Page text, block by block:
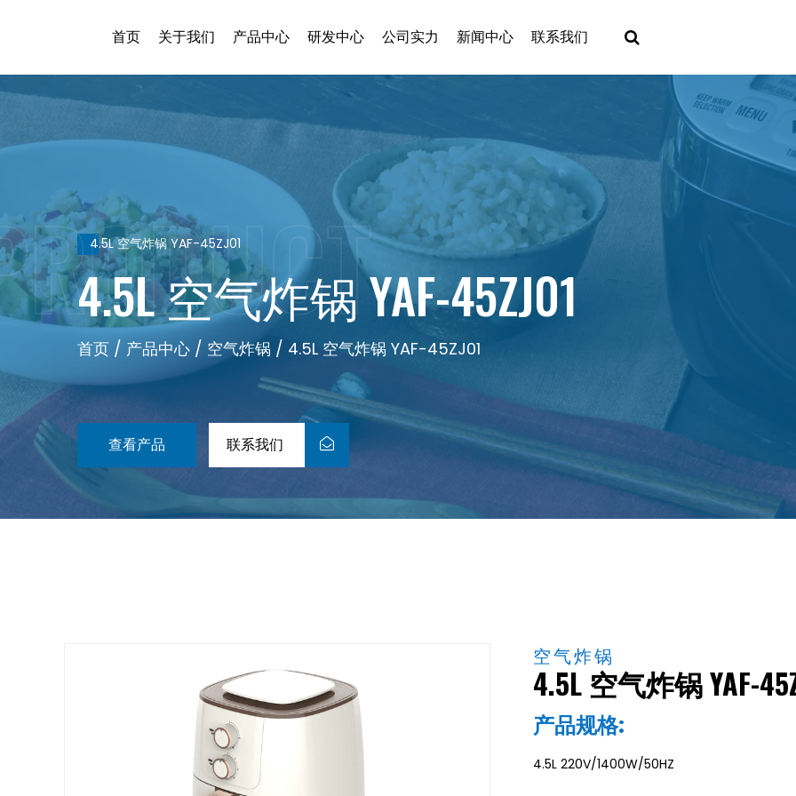
首页 关于我们 产品中心 研发中心 公司实力 新闻中心 联系我们
4.5L 空气炸锅 YAF-45ZJ01
4.5L 空气炸锅 YAF-45ZJ01
首页 / 产品中心 / 空气炸锅 / 4.5L 空气炸锅 YAF-45ZJ01
查看产品 联系我们
空气炸锅
4.5L 空气炸锅 YAF-
产品规格:
4.5L 220V/1400W/50HZ